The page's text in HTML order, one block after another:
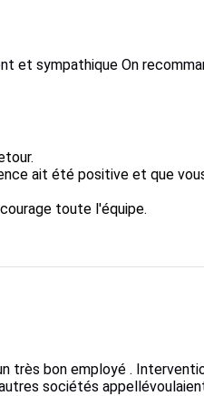
et sympathique On
ait été positive et que
toute l'équipe.
très bon employé .
sociétés